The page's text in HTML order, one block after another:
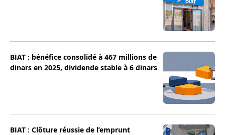
BIAT : bénéfice consolidé à 467 millions de
dinars en 2025, dividende stable à 6 dinars
BIAT : Clôture réussie de l’emprunt